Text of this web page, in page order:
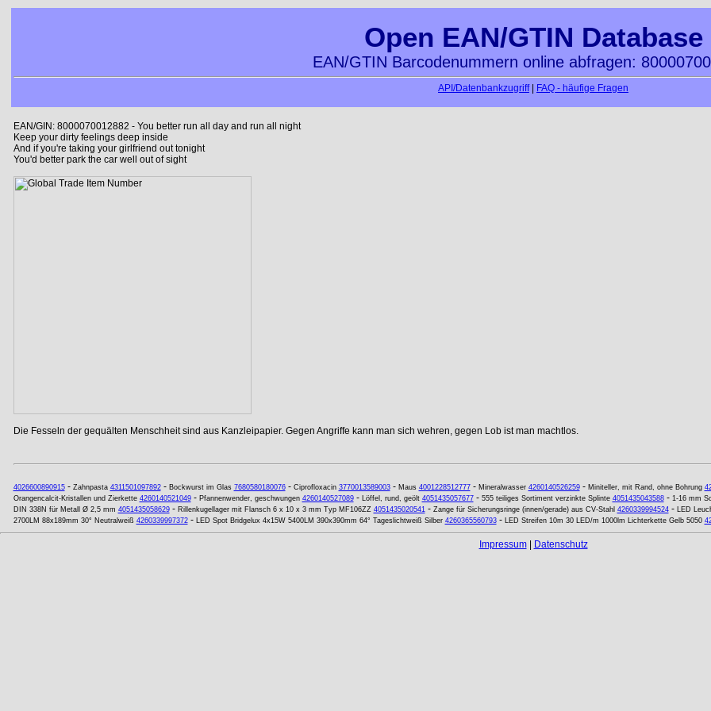
Open EAN/GTIN Database
EAN/GTIN Barcodenummern online abfragen:
API/Datenbankzugriff| FAQ - häufige Fragen
EAN/GIN: 8000070012882 - You better run all day and run all night
Keep your dirty feelings deep inside
And if you're taking your girlfriend out tonight
You'd better park the car well out of sight
Die Fesseln der gequälten Menschheit sind aus Kanzleipapier. Gegen Angriffe kann man sich wehren, gegen Lob ist man machtlos.
4026600890915- Zahnpasta 4311501097892- Bockwurst im Glas 7680580180076- Ciprofloxacin 3770013589003- Maus 4001228512777- Mineralwasser 4260140526259- Miniteller, mit Rand, ohne Bohrung
Orangencalcit-Kristallen und Zierkette 4260140521049- Pfannenwender, geschwungen 4260140527089- Löffel, rund, geölt 4051435057677- 555 teiliges Sortiment verzinkte Splinte 4051435043588- 1-16 mm
DIN 338N für Metall Ø 2,5 mm 4051435058629- Rillenkugellager mit Flansch 6 x 10 x 3 mm Typ MF106ZZ 4051435020541- Zange für Sicherungsringe (innen/gerade) aus CV-Stahl 4260339994524- LED
2700LM 88x189mm 30° Neutralweiß 4260339997372- LED Spot Bridgelux 4x15W 5400LM 390x390mm 64° Tageslichtweiß Silber 4260365560793- LED Streifen 10m 30 LED/m 1000lm Lichterkette Gelb 5050
Impressum| Datenschutz